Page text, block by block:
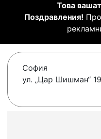
Това
Поздравления!
София
ул. „Цар Шишман“